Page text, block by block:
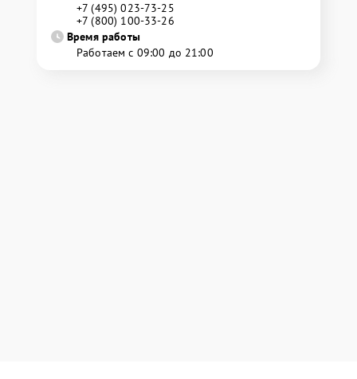
+7 (495) 023-73-25
+7 (800) 100-33-26
Время работы
Работаем с 09:00 до 21:00